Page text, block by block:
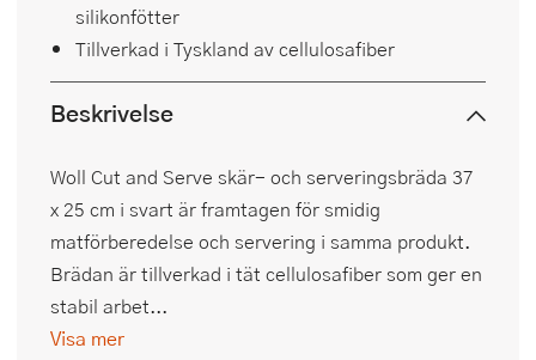
silikonfötter
Tillverkad i Tyskland av cellulosafiber
Beskrivelse
Woll Cut and Serve skär- och serveringsbräda 37
x 25 cm i svart är framtagen för smidig
matförberedelse och servering i samma produkt.
Brädan är tillverkad i tät cellulosafiber som ger en
stabil arbet...
Visa mer